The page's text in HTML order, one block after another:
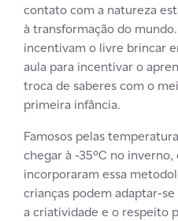
contato com a natureza
à transformação do
incentivam o livre brincar
aula para incentivar o
troca de saberes com o
primeira infância.
Famosos pelas
chegar à -35ºC no inverno,
incorporaram essa
crianças podem adaptar-
a criatividade e o respeito